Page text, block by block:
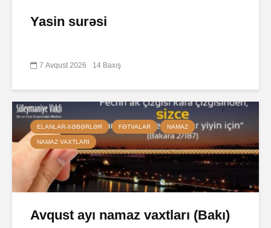
Yasin surəsi
7 Avqust 2026 14 Baxış
ELANLAR-XƏBƏRLƏR FƏTVALAR NAMAZ
NAMAZ VAXTLARI
Avqust ayı namaz vaxtları (Bakı)